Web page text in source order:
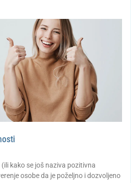
kako se još naziva pozitivna
osobe da je poželjno i dozvoljeno